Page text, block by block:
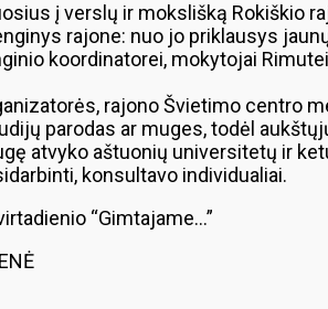
į verslų ir mokslišką Rokiškio
rajone: nuo jo priklausys
koordinatorei, mokytojai
rajono Švietimo centro
parodas ar muges, todėl
atvyko aštuonių universitetų ir
konsultavo individualiai.
“Gimtajame…”